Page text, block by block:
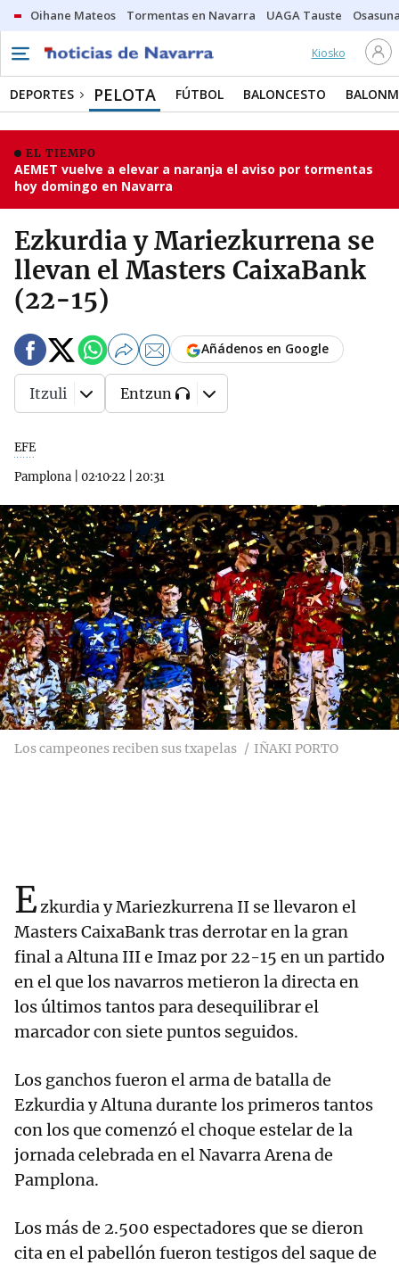
Oihane Mateos Tormentas en Navarra UAGA Tauste
Kiosko
DEPORTES PELOTA FÚTBOL BALONCESTO
EL TIEMPO
AEMET vuelve a elevar a naranja el aviso por tormentas
hoy domingo en Navarra
Ezkurdia y Mariezkurrena se
llevan el Masters CaixaBank
(22-15)
EFE
Pamplona
02·10·22 20:31
Añádenos en Google
Itzuli Entzun
Los campeones reciben sus txapelas IÑAKI PORTO
Ezkurdia y Mariezkurrena II se llevaron el
Masters CaixaBank tras derrotar en la gran
final a Altuna III e Imaz por 22-15 en un partido
en el que los navarros metieron la directa en
los últimos tantos para desequilibrar el
marcador con siete puntos seguidos.
Los ganchos fueron el arma de batalla de
Ezkurdia y Altuna durante los primeros tantos
con los que comenzó el choque estelar de la
jornada celebrada en el Navarra Arena de
Pamplona.
Los más de 2.500 espectadores que se dieron
cita en el pabellón fueron testigos del saque de